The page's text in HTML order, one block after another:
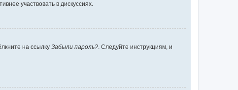
участвовать в дискуссиях.
на ссылку Забыли пароль?. Следуйте инструкциям, и